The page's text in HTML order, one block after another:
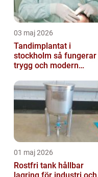
03 maj 2026
Tandimplantat i
stockholm så fungerar en
trygg och modern
01 maj 2026
Rostfri tank hållbar